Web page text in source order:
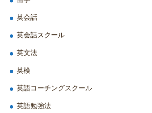
英会話
英会話スクール
英文法
英検
英語コーチングスクール
英語勉強法